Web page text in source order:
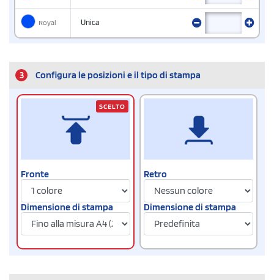
Royal Unica
3 Configura le posizioni e il tipo di stampa
Fronte
Dimensione di stampa
SCELTO
Retro
Dimensione di stampa